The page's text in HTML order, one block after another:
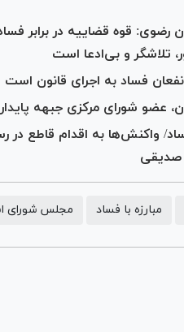
رضوی: قوه قضاییه در برابر
تلاشگر و بی‌ادعا است
فساد به اجرای قانون است
عضو شورای مرکزی جبهه
واکنش‌ها به اقدام قاطع در
صدیقی
مبارزه با فساد مجلس شورای